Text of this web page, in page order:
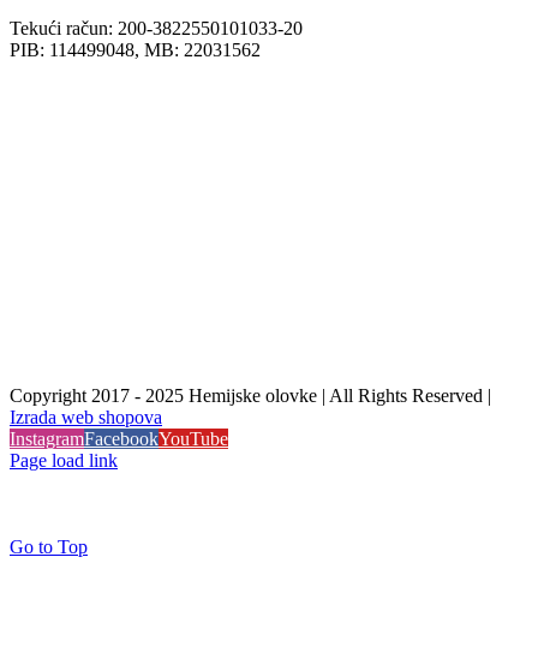
Tekući račun: 200-3822550101033-20
PIB: 114499048, MB: 22031562
Copyright 2017 - 2025 Hemijske olovke | All Rights Reserved |
Izrada web shopova
InstagramFacebookYouTube
Page load link
Go to Top